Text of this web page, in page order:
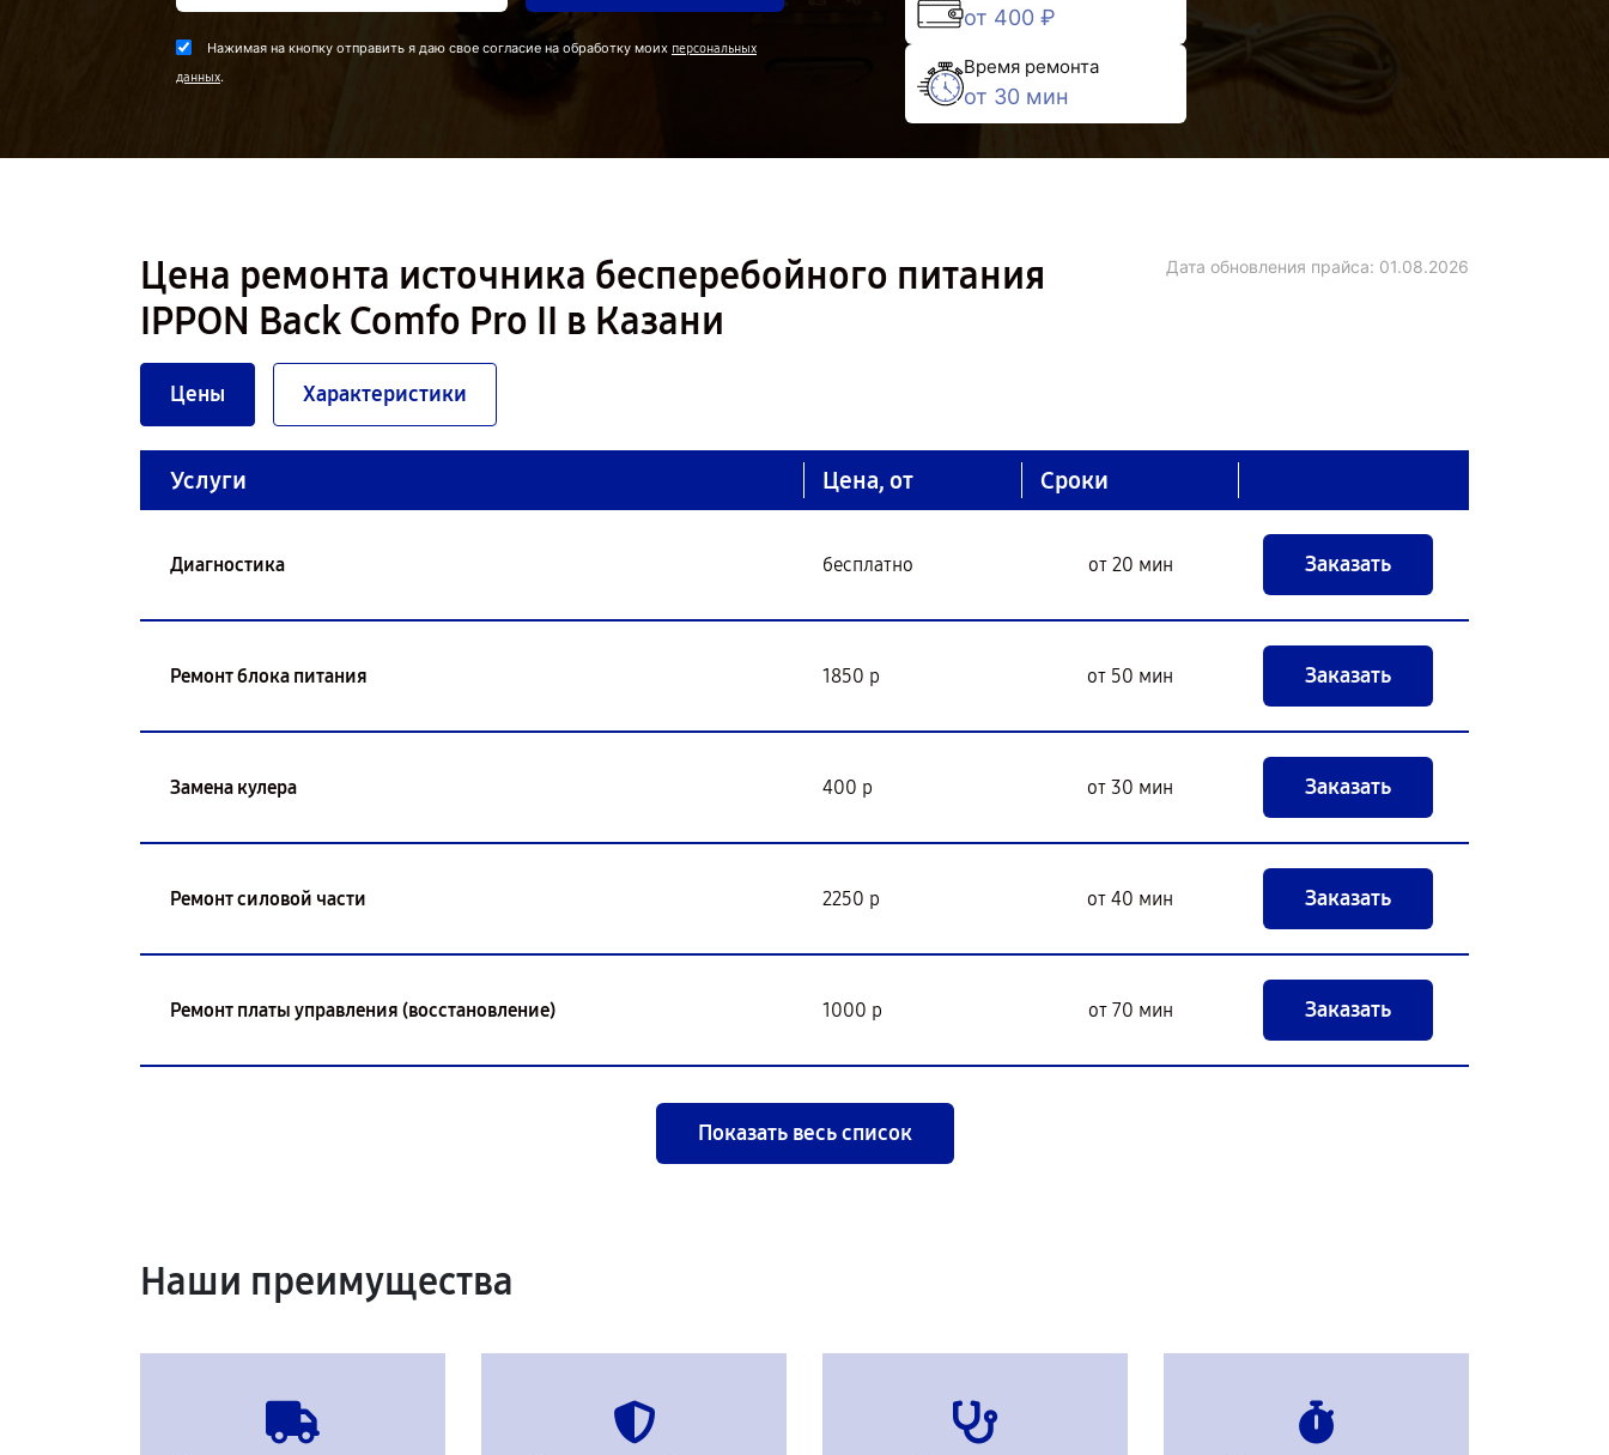
Нажимая на кнопку отправить я даю свое согласие на обработку моих персональных
данных.
от 400 ₽
Время ремонта
от 30 мин
Цена ремонта источника бесперебойного питания
IPPON Back Comfo Pro II в Казани
Дата обновления прайса: 01.08.2026
Цены Характеристики
Услуги Цена, от Сроки
Диагностика бесплатно от 20 мин Заказать
Ремонт блока питания 1850 р от 50 мин Заказать
Замена кулера 400 р от 30 мин Заказать
Ремонт силовой части 2250 р от 40 мин Заказать
Ремонт платы управления (восстановление) 1000 р от 70 мин Заказать
Показать весь список
Наши преимущества